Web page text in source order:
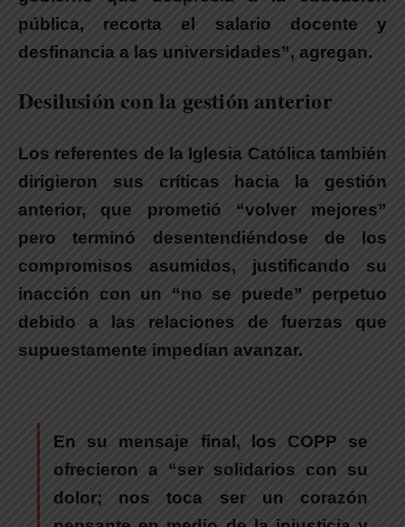
pública, recorta el salario docente y
desfinancia a las universidades”, agregan.
Desilusión con la gestión anterior
Los referentes de la Iglesia Católica también
dirigieron sus críticas hacia la gestión
anterior, que prometió “volver mejores”
pero terminó desentendiéndose de los
compromisos asumidos, justificando su
inacción con un “no se puede” perpetuo
debido a las relaciones de fuerzas que
supuestamente impedían avanzar.
En su mensaje final, los COPP se
ofrecieron a “ser solidarios con su
dolor; nos toca ser un corazón